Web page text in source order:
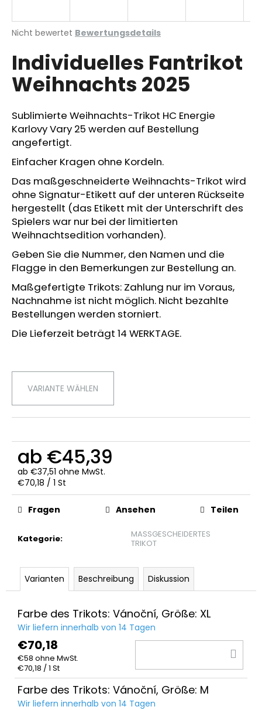
Die
Produktbewertung
0,0
von
Sternen.
Nicht bewertet Bewertungsdetails
Individuelles Fantrikot
Weihnachts 2025
Sublimierte Weihnachts-Trikot HC Energie
Karlovy Vary 25 werden auf Bestellung
angefertigt.
Einfacher Kragen ohne Kordeln.
Das maßgeschneiderte Weihnachts-Trikot wird
ohne Signatur-Etikett auf der unteren Rückseite
hergestellt (das Etikett mit der Unterschrift des
Spielers war nur bei der limitierten
Weihnachtsedition vorhanden).
Geben Sie die Nummer, den Namen und die
Flagge in den Bemerkungen zur Bestellung an.
Maßgefertigte Trikots: Zahlung nur im Voraus,
Nachnahme ist nicht möglich. Nicht bezahlte
Bestellungen werden storniert.
Die Lieferzeit beträgt 14 WERKTAGE.
VARIANTE WÄHLEN
ab €45,39
ab €37,51 ohne MwSt.
Verkaufspreis:
€70,18 / 1 St
Kategorie:
MASSGESCHEIDERTES
TRIKOT
Fragen Ansehen Teilen
Varianten Beschreibung Diskussion
Farbe des Trikots: Vánoční, Größe: XL
Wir liefern innerhalb von 14 Tagen
€70,18
€58 ohne MwSt.
Verkaufspreis:
€70,18 / 1 St
Farbe des Trikots: Vánoční, Größe: M
Wir liefern innerhalb von 14 Tagen
W
i
r
e
m
p
e
h
l
e
n
PLAYOFF-
RIKOT
25–
26
HALBFINAL
€66,05